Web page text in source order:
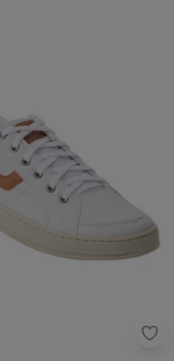
(Branco)